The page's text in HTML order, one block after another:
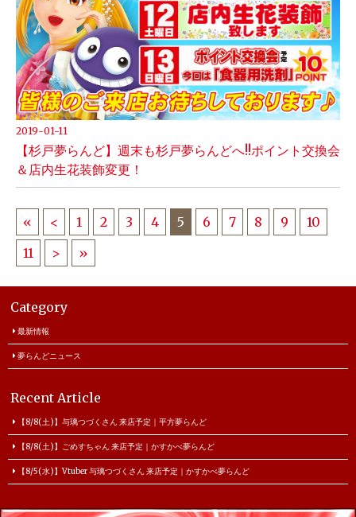
2019-01-11
【杉戸夢らんど】週末も杉戸夢らんどへ!!ポイント交換会
＆店内生花装飾変更！
« < 1 2 3 4 5 6 7 8 9
10
11
> »
Category
最新情報
夢らんどニュース
Recent Article
【8/8(土)】与璃つづくさん 来店予定｜平方夢らんど
【8/8(土)】ごめすちゃん 来店予定｜かすかべ夢らんど
【8/5(水)】Vtuber 与璃つづくさん 来店予定｜かすかべ夢らんど